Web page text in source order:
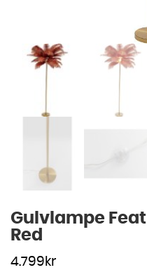
Gulvlampe
Red
4.799 kr